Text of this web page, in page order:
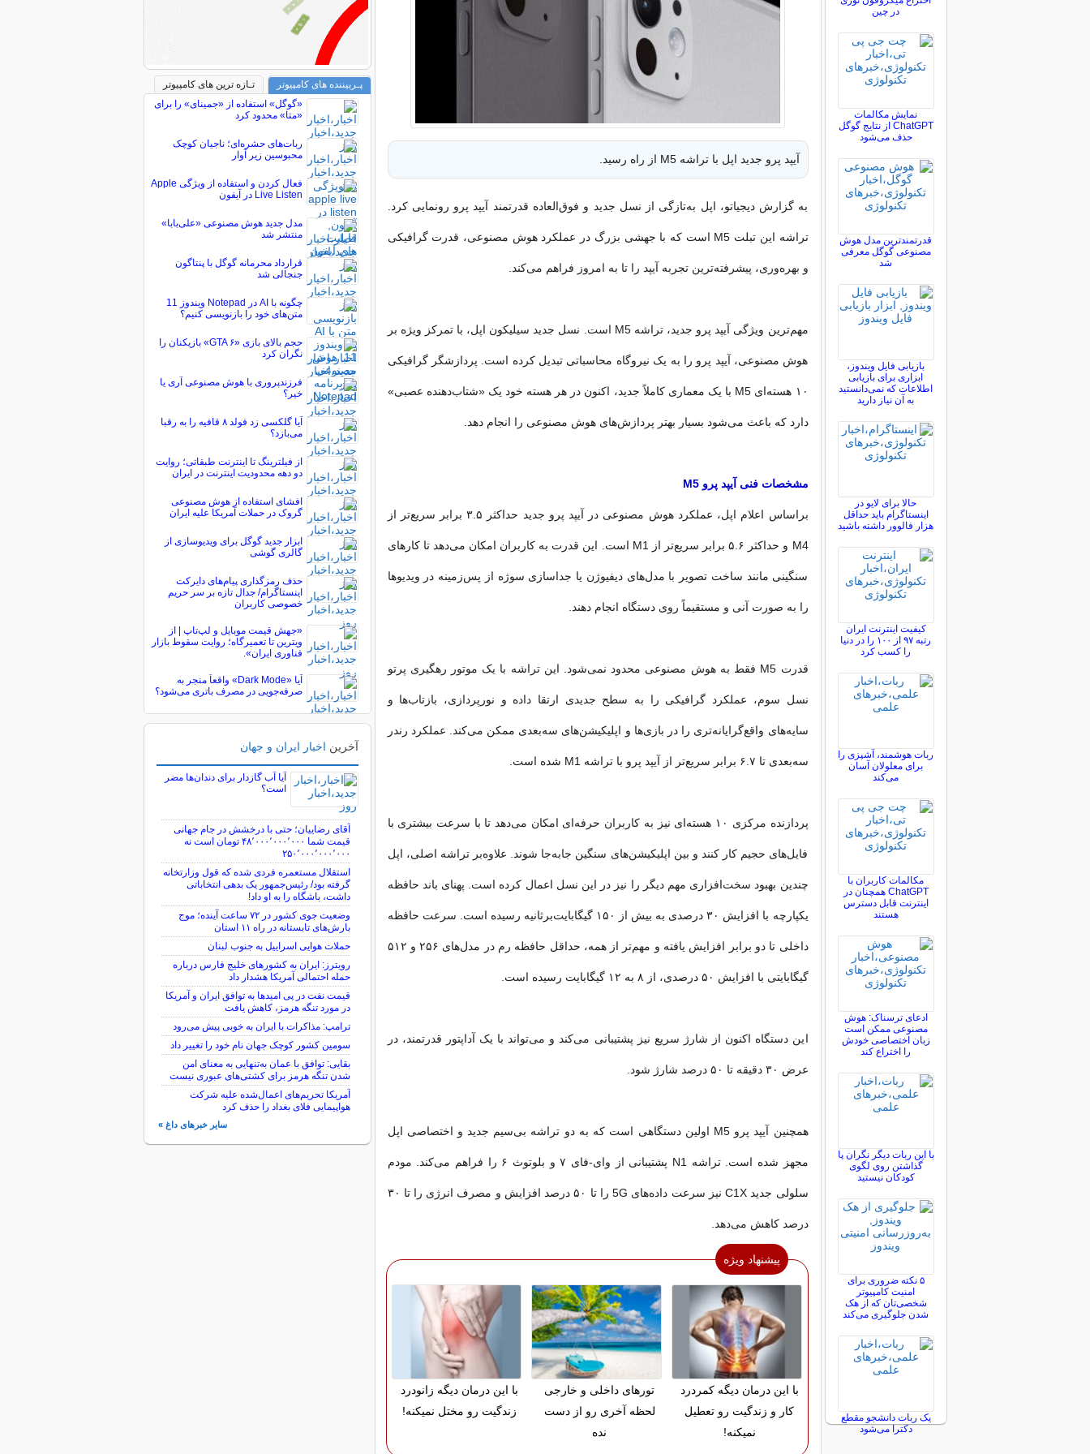
آیپد پرو جدید اپل با تراشه M5 از راه رسید.
به گزارش دیجیاتو، اپل به‌تازگی از نسل جدید و فوق‌العاده قدرتمند آیپد پرو رونمایی کرد.
تراشه این تبلت M5 است که با جهشی بزرگ در عملکرد هوش مصنوعی، قدرت گرافیکی
و بهره‌وری، پیشرفته‌ترین تجربه آیپد را تا به امروز فراهم می‌کند.
مهم‌ترین ویژگی آیپد پرو جدید، تراشه M5 است. نسل جدید سیلیکون اپل، با تمرکز ویژه بر
هوش مصنوعی، آیپد پرو را به یک نیروگاه محاسباتی تبدیل کرده است. پردازشگر گرافیکی
۱۰ هسته‌ای M5 با یک معماری کاملاً جدید، اکنون در هر هسته خود یک «شتاب‌دهنده عصبی»
دارد که باعث می‌شود بسیار بهتر پردازش‌های هوش مصنوعی را انجام دهد.
مشخصات فنی آیپد پرو M5
براساس اعلام اپل، عملکرد هوش مصنوعی در آیپد پرو جدید حداکثر ۳.۵ برابر سریع‌تر از
M4 و حداکثر ۵.۶ برابر سریع‌تر از M1 است. این قدرت به کاربران امکان می‌دهد تا کارهای
سنگینی مانند ساخت تصویر با مدل‌های دیفیوژن یا جداسازی سوژه از پس‌زمینه در ویدیوها
را به صورت آنی و مستقیماً روی دستگاه انجام دهند.
قدرت M5 فقط به هوش مصنوعی محدود نمی‌شود. این تراشه با یک موتور رهگیری پرتو
نسل سوم، عملکرد گرافیکی را به سطح جدیدی ارتقا داده و نورپردازی، بازتاب‌ها و
سایه‌های واقع‌گرایانه‌تری را در بازی‌ها و اپلیکیشن‌های سه‌بعدی ممکن می‌کند. عملکرد رندر
سه‌بعدی تا ۶.۷ برابر سریع‌تر از آیپد پرو با تراشه M1 شده است.
پردازنده مرکزی ۱۰ هسته‌ای نیز به کاربران حرفه‌ای امکان می‌دهد تا با سرعت بیشتری با
فایل‌های حجیم کار کنند و بین اپلیکیشن‌های سنگین جابه‌جا شوند. علاوه‌بر تراشه اصلی، اپل
چندین بهبود سخت‌افزاری مهم دیگر را نیز در این نسل اعمال کرده است. پهنای باند حافظه
یکپارچه با افزایش ۳۰ درصدی به بیش از ۱۵۰ گیگابایت‌برثانیه رسیده است. سرعت حافظه
داخلی تا دو برابر افزایش یافته و مهم‌تر از همه، حداقل حافظه رم در مدل‌های ۲۵۶ و ۵۱۲
گیگابایتی با افزایش ۵۰ درصدی، از ۸ به ۱۲ گیگابایت رسیده است.
این دستگاه اکنون از شارژ سریع نیز پشتیبانی می‌کند و می‌تواند با یک آداپتور قدرتمند، در
عرض ۳۰ دقیقه تا ۵۰ درصد شارژ شود.
همچنین آیپد پرو M5 اولین دستگاهی است که به دو تراشه بی‌سیم جدید و اختصاصی اپل
مجهز شده است. تراشه N1 پشتیبانی از وای-فای ۷ و بلوتوث ۶ را فراهم می‌کند. مودم
سلولی جدید C1X نیز سرعت داده‌های 5G را تا ۵۰ درصد افزایش و مصرف انرژی را تا ۳۰
درصد کاهش می‌دهد.
پیشنهاد ویژه
با این درمان دیگه کمردرد
کار و زندگیت رو تعطیل
نمیکنه!
تورهای داخلی و خارجی
لحظه آخری رو از دست
نده
با این درمان دیگه زانودرد
زندگیت رو مختل نمیکنه!
در چین
نمایش مکالمات
ChatGPT از نتایج گوگل
حذف می‌شود
قدرتمندترین مدل هوش
مصنوعی گوگل معرفی
شد
بازیابی فایل ویندوز،
ابزاری برای بازیابی
اطلاعات که نمی‌دانستید
به آن نیاز دارید
حالا برای لایو در
اینستاگرام باید حداقل
هزار فالوور داشته باشید
کیفیت اینترنت ایران
رتبه ۹۷ از ۱۰۰ را در دنیا
را کسب کرد
ربات هوشمند، آشپزی را
برای معلولان آسان
می‌کند
مکالمات کاربران با
ChatGPT همچنان در
اینترنت قابل دسترس
هستند
ادعای ترسناک: هوش
مصنوعی ممکن است
زبان اختصاصی خودش
را اختراع کند
با این ربات دیگر نگران پا
گذاشتن روی لگوی
کودکان نیستید
۵ نکته ضروری برای
امنیت کامپیوتر
شخصی‌تان که از هک
شدن جلوگیری می‌کند
یک ربات دانشجو مقطع
دکترا می‌شود
پـربیننده های کامپیوتر
تـازه ترین های کامپیوتر
«گوگل» استفاده از «جمینای» را برای
«متا» محدود کرد
ربات‌های حشره‌ای؛ ناجیان کوچک
محبوسین زیر آوار
فعال کردن و استفاده از ویژگی Apple
Live Listen در آیفون
مدل جدید هوش مصنوعی «علی‌بابا»
منتشر شد
قرارداد محرمانه گوگل با پنتاگون
جنجالی شد
چگونه با AI در Notepad ویندوز 11
متن‌های خود را بازنویسی کنیم؟
حجم بالای بازی «GTA ۶» بازیکنان را
نگران کرد
فرزندپروری با هوش مصنوعی آری یا
خیر؟
آیا گلکسی زد فولد ۸ قافیه را به رقبا
می‌بازد؟
از فیلترینگ تا اینترنت طبقاتی؛ روایت
دو دهه محدودیت اینترنت در ایران
افشای استفاده از هوش مصنوعی
گروک در حملات آمریکا علیه ایران
ابزار جدید گوگل برای ویدیوسازی از
گالری گوشی
حذف رمزگذاری پیام‌های دایرکت
اینستاگرام/ جدال تازه بر سر حریم
خصوصی کاربران
«جهش قیمت موبایل و لپ‌تاپ | از
ویترین تا تعمیرگاه؛ روایت سقوط بازار
فناوری ایران».
آیا «Dark Mode» واقعاً منجر به
صرفه‌جویی در مصرف باتری می‌شود؟
آخرین اخبار ایران و جهان
آیا آب گازدار برای دندان‌ها مضر
است؟
آقای رضاییان؛ حتی با درخشش در جام جهانی
قیمت شما ۴۸٬۰۰۰٬۰۰۰٬۰۰۰ تومان است نه
۲۵۰٬۰۰۰٬۰۰۰٬۰۰۰
استقلال مستعمره فردی شده که قول وزارتخانه
گرفته بود/ رئیس‌جمهور یک بدهی انتخاباتی
داشت، باشگاه را به او داد!
وضعیت جوی کشور در ۷۲ ساعت آینده؛ موج
بارش‌های تابستانه در راه ۱۱ استان
حملات هوایی اسراییل به جنوب لبنان
رویترز: ایران به کشورهای خلیج فارس درباره
حمله احتمالی آمریکا هشدار داد
قیمت نفت در پی امیدها به توافق ایران و آمریکا
در مورد تنگه هرمز، کاهش یافت
ترامپ: مذاکرات با ایران به خوبی پیش می‌رود
سومین کشور کوچک جهان نام خود را تغییر داد
بقایی: توافق با عمان به‌تنهایی به معنای امن
شدن تنگه هرمز برای کشتی‌های عبوری نیست
آمریکا تحریم‌های اعمال‌شده علیه شرکت
هواپیمایی فلای بغداد را حذف کرد
سایر خبرهای داغ »